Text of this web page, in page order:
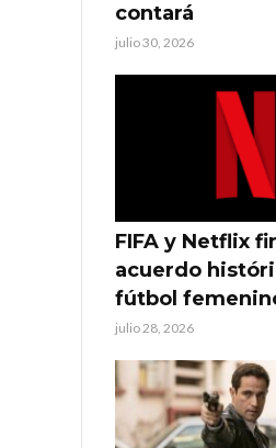
contará
julio 30, 2026
FIFA y Netflix
acuerdo
fútbol
julio 28, 2026